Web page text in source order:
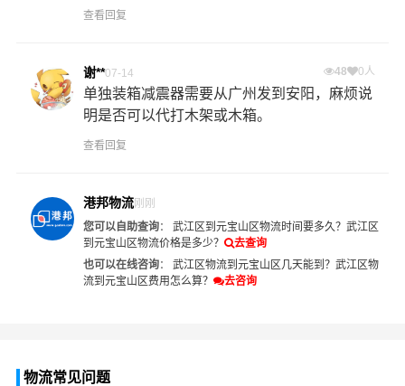
查看回复
谢**07-14 48 0人
单独装箱减震器需要从广州发到安阳，麻烦说
明是否可以代打木架或木箱。
查看回复
港邦物流刚刚
您可以自助查询： 武江区到元宝山区物流时间要多久？ 武江区
到元宝山区物流价格是多少？
去查询
也可以在线咨询： 武江区物流到元宝山区几天能到？ 武江区物
流到元宝山区费用怎么算？
去咨询
物流常见问题